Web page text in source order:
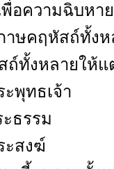
อความฉิบหา
ษคฤหัสถ์ทั้งห
ทั้งหลายให้แ
พุทธเจ้า
ธรรม
สงฆ์